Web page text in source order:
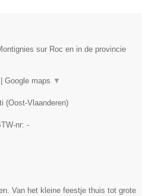
sur Roc en in de provincie
Google maps ▼
(Oost-Vlaanderen)
nr: -
Van het kleine feestje thuis tot grote